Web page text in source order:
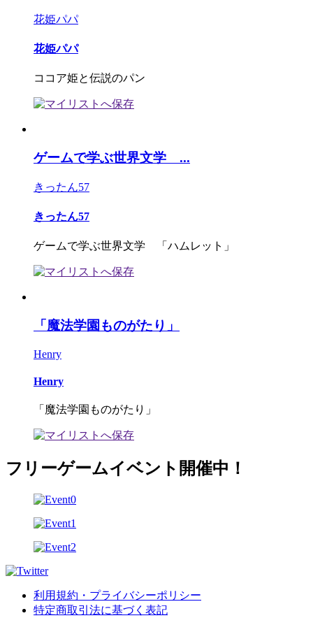
花姫パパ
花姫パパ
ココア姫と伝説のパン
ゲームで学ぶ世界文学 ...
きったん57
きったん57
ゲームで学ぶ世界文学 「ハムレット」
「魔法学園ものがたり」
Henry
Henry
「魔法学園ものがたり」
フリーゲームイベント開催中！
利用規約・プライバシーポリシー
特定商取引法に基づく表記